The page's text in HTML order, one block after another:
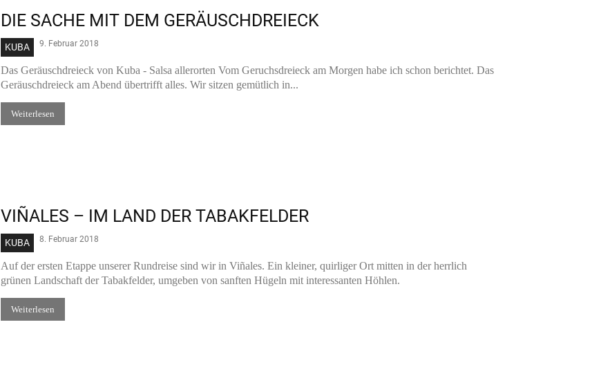
DIE SACHE MIT DEM GERÄUSCHDREIECK
KUBA 9. Februar 2018
Das Geräuschdreieck von Kuba - Salsa allerorten Vom Geruchsdreieck am Morgen habe ich schon berichtet. Das
Geräuschdreieck am Abend übertrifft alles. Wir sitzen gemütlich in...
Weiterlesen
VIÑALES – IM LAND DER TABAKFELDER
KUBA 8. Februar 2018
Auf der ersten Etappe unserer Rundreise sind wir in Viñales. Ein kleiner, quirliger Ort mitten in der herrlich
grünen Landschaft der Tabakfelder, umgeben von sanften Hügeln mit interessanten Höhlen.
Weiterlesen